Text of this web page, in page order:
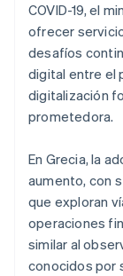
COVID-19, el
ofrecer
desafíos
digital entre el
digitalización
prometedora.
En Grecia, la
aumento, con
que exploran
operaciones
similar al
conocidos por